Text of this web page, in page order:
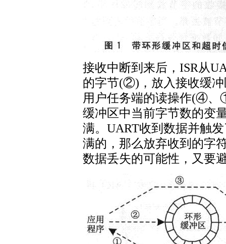
接收中断到来后，ISR从
的字节(②)，放入接收缓
用户任务端的读操作(④、
缓冲区中当前字节数的变
满。UART收到数据并触
满的，那么放弃收到的字
数据丢失的可能性，又要